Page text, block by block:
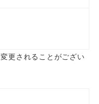
更されることがござい